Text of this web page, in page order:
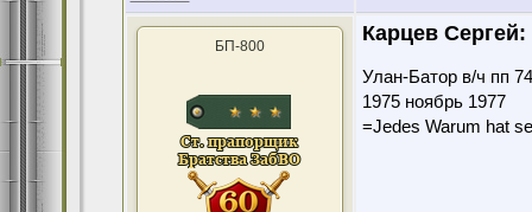
БП-800
Карцев Сергей:
Улан-Батор в/ч пп
1975 ноябрь 1977
=Jedes Warum hat